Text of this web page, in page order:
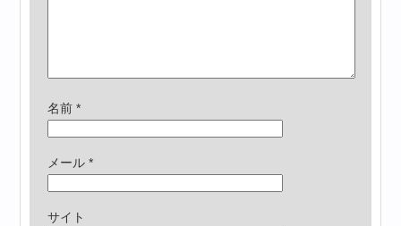
名前*
メール*
サイト